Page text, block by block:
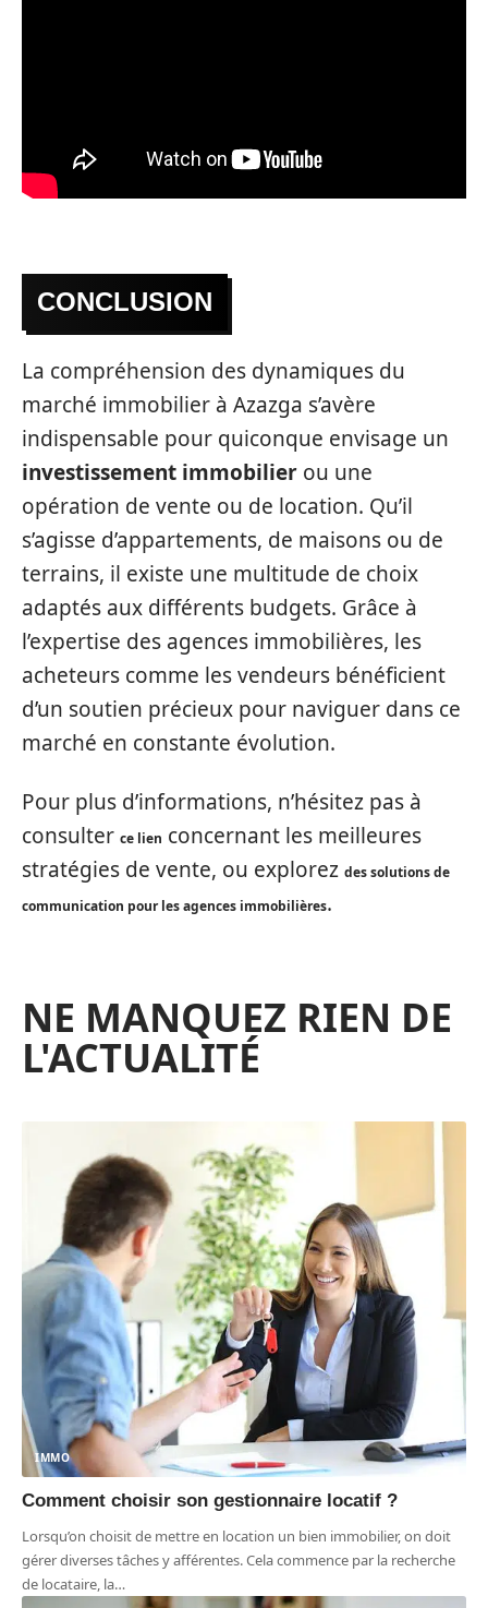
CONCLUSION
La compréhension des dynamiques du
marché immobilier à Azazga s’avère
indispensable pour quiconque envisage un
investissement immobilier ou une
opération de vente ou de location. Qu’il
s’agisse d’appartements, de maisons ou de
terrains, il existe une multitude de choix
adaptés aux différents budgets. Grâce à
l’expertise des agences immobilières, les
acheteurs comme les vendeurs bénéficient
d’un soutien précieux pour naviguer dans ce
marché en constante évolution.
Pour plus d’informations, n’hésitez pas à
consulter ce lien concernant les meilleures
stratégies de vente, ou explorez des solutions de
communication pour les agences immobilières.
NE MANQUEZ RIEN DE
L'ACTUALITÉ
IMMO
Comment choisir son gestionnaire locatif ?
Lorsqu’on choisit de mettre en location un bien immobilier, on doit
gérer diverses tâches y afférentes. Cela commence par la recherche
de locataire, la…